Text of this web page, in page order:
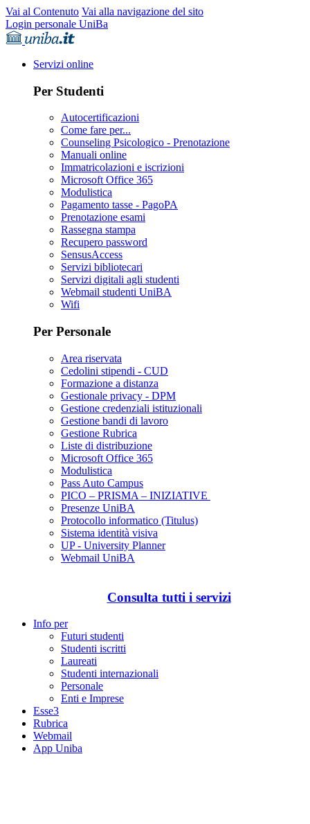
Vai al Contenuto Vai alla navigazione del sito
Login personale UniBa
Servizi online
Per Studenti
Autocertificazioni
Come fare per...
Counseling Psicologico - Prenotazione
Manuali online
Immatricolazioni e iscrizioni
Microsoft Office 365
Modulistica
Pagamento tasse - PagoPA
Prenotazione esami
Rassegna stampa
Recupero password
SensusAccess
Servizi bibliotecari
Servizi digitali agli studenti
Webmail studenti UniBA
Wifi
Per Personale
Area riservata
Cedolini stipendi - CUD
Formazione a distanza
Gestionale privacy - DPM
Gestione credenziali istituzionali
Gestione bandi di lavoro
Gestione Rubrica
Liste di distribuzione
Microsoft Office 365
Modulistica
Pass Auto Campus
PICO – PRISMA – INIZIATIVE
Presenze UniBA
Protocollo informatico (Titulus)
Sistema identità visiva
UP - University Planner
Webmail UniBA
Consulta tutti i servizi
Info per
Futuri studenti
Studenti iscritti
Laureati
Studenti internazionali
Personale
Enti e Imprese
Esse3
Rubrica
Webmail
App Uniba